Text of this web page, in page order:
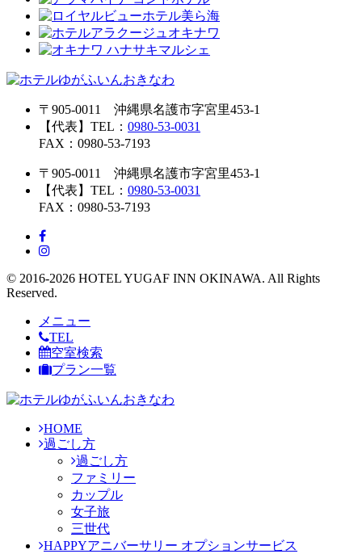
〒905-0011 沖縄県名護市字宮里453-1
【代表】TEL： 0980-53-0031
FAX：0980-53-7193
〒905-0011 沖縄県名護市字宮里453-1
【代表】TEL： 0980-53-0031
FAX：0980-53-7193
© 2016-2026 HOTEL YUGAF INN OKINAWA. All Rights
Reserved.
メニュー
TEL
空室検索
プラン一覧
HOME
過ごし方
過ごし方
ファミリー
カップル
女子旅
三世代
HAPPYアニバーサリー オプションサービス